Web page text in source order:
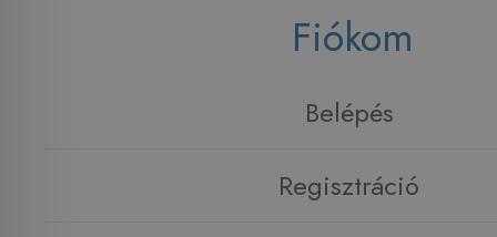
Fiókom
Belépés
Regisztráció